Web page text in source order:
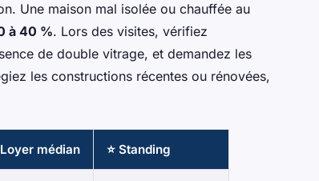
Une maison mal isolée ou chauffée au
à 40 %. Lors des visites, vérifiez
de double vitrage, et demandez les
les constructions récentes ou rénovées,
médian ⭐ Standing